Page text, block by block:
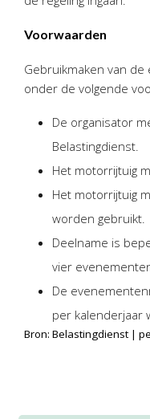
AvantiOnline
Twinfield – Boekhouden
BaseCone – Facturen
Visionplanner –
Klantenportaal – Online
Online Salaris –
Nextens-Accorderen
Voorwaarden
Gebruikmaken van
onder de volgende
De organisator
Belastingdienst.
Het motorrijtuig
Het motorrijtuig
worden gebruikt.
Deelname is
vier
De
per kalenderjaar
Bron: Belastingdienst |